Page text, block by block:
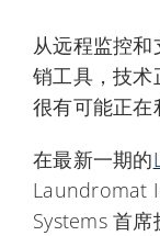
从远程监控
销工具，技术
很有可能正在
在最新一期的
Laundromat
Systems 首